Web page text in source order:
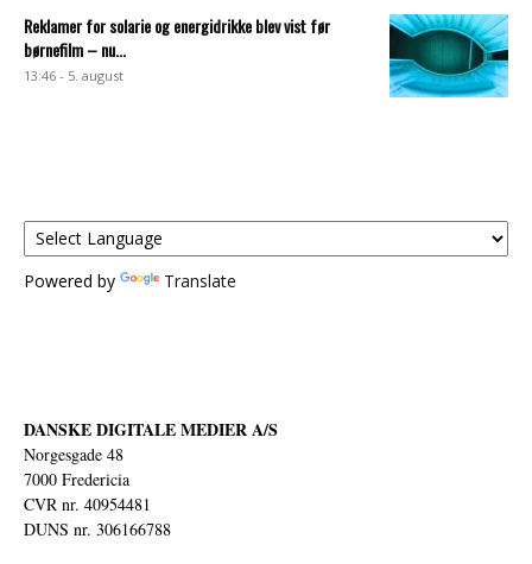
Reklamer for solarie og energidrikke blev vist før
børnefilm – nu...
13:46 - 5. august
Powered by Translate
DANSKE DIGITALE MEDIER A/S
Norgesgade 48
7000 Fredericia
CVR nr. 40954481
DUNS nr. 306166788